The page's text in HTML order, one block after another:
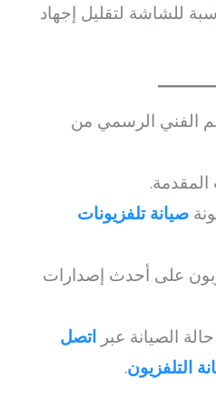
للشاشة لتقليل إجهاد
الفني الرسمي من
صيانة تلفزيونات
على أحدث إصدارات
الصيانة عبراتصل
التلفزيون.